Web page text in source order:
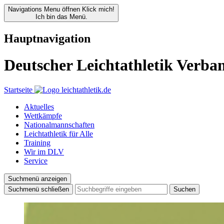
Navigations Menu öffnen Klick mich!
Ich bin das Menü.
Hauptnavigation
Deutscher Leichtathletik
Startseite
Aktuelles
Wettkämpfe
Nationalmannschaften
Leichtathletik für Alle
Training
Wir im DLV
Service
Suchmenü anzeigen
Suchmenü schließen
Suchen